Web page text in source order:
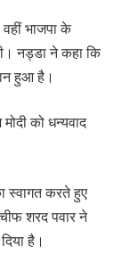
भाजपा के
नड्डा ने कहा कि
हुआ है।
को धन्यवाद
स्वागत करते हुए
शरद पवार ने
है।